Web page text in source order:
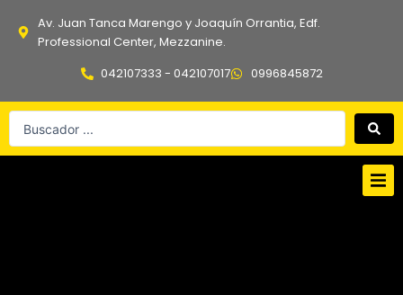
Av. Juan Tanca Marengo y Joaquín Orrantia, Edf.
Professional Center, Mezzanine.
042107333 - 042107017
0996845872
Search